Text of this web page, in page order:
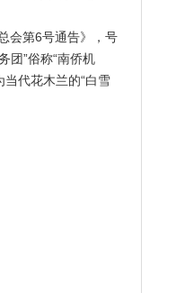
会第6号通告》，号
团”俗称“南侨机
代花木兰的“白雪